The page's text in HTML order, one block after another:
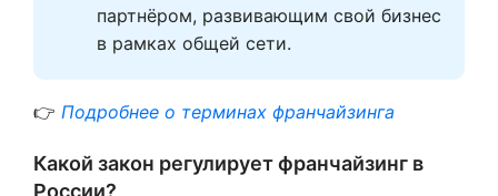
партнёром, развивающим свой бизнес
в рамках общей сети.
👉 Подробнее о терминах франчайзинга
Какой закон регулирует франчайзинг в
России?